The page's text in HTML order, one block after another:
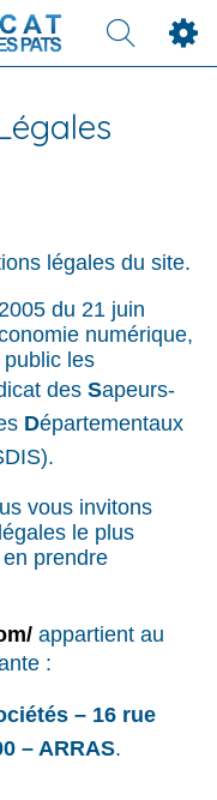
légales du site.
du 21 juin
numérique,
public les
des Sapeurs-
Départementaux
vous invitons
le plus
prendre
appartient au
:
– 16 rue
– ARRAS.